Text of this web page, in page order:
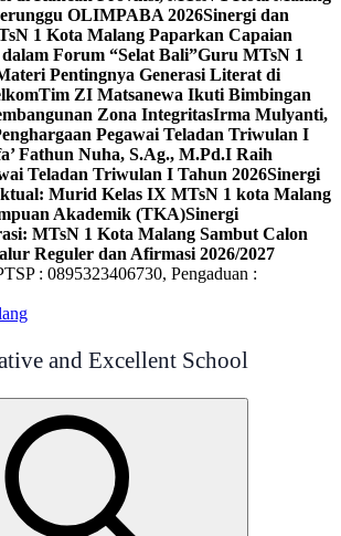
OLIMPABA 2026Sinergi dan
1 Kota Malang Paparkan Capaian
Forum “Selat Bali”Guru MTsN 1
Pentingnya Generasi Literat di
Tim ZI Matsanewa Ikuti Bimbingan
Zona IntegritasIrma Mulyanti,
Pegawai Teladan Triwulan I
Fathun Nuha, S.Ag., M.Pd.I Raih
Teladan Triwulan I Tahun 2026Sinergi
Murid Kelas IX MTsN 1 kota Malang
Akademik (TKA)Sinergi
MTsN 1 Kota Malang Sambut Calon
Reguler dan Afirmasi 2026/2027
: 0895323406730, Pengaduan :
and Excellent School